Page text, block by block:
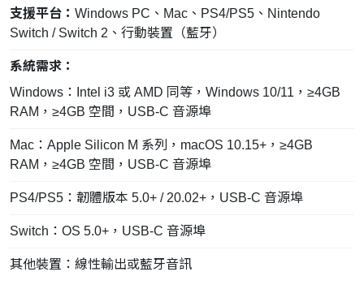
支援平台： Windows PC、Mac、PS4/PS5、Nintendo
Switch / Switch 2、行動裝置（藍牙）
系統需求：
Windows：Intel i3 或 AMD 同等，Windows 10/11，≥4GB
RAM，≥4GB 空間，USB-C 音源埠
Mac：Apple Silicon M 系列，macOS 10.15+，≥4GB
RAM，≥4GB 空間，USB-C 音源埠
PS4/PS5：韌體版本 5.0+ / 20.02+，USB-C 音源埠
Switch：OS 5.0+，USB-C 音源埠
其他裝置：線性輸出或藍牙音訊